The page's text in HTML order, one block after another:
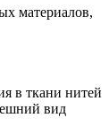
материалов,
в ткани нитей
вид